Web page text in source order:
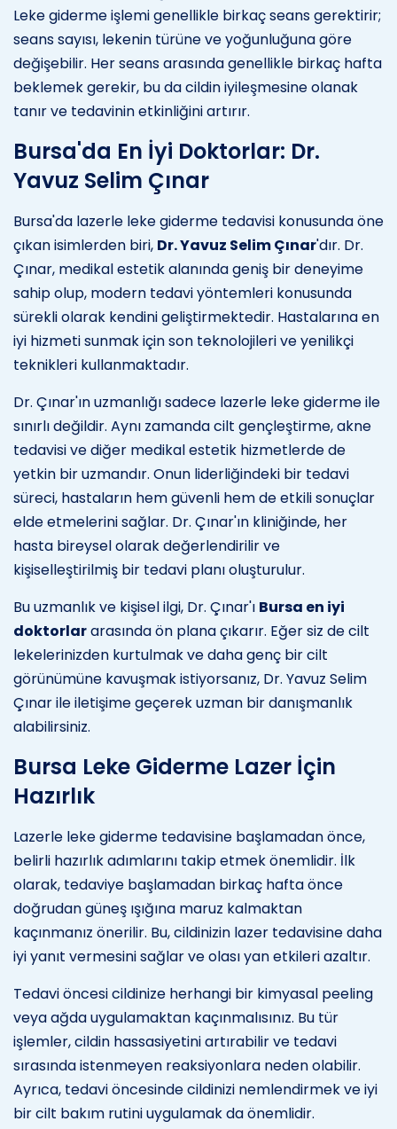
Leke giderme işlemi genellikle birkaç seans gerektirir;
seans sayısı, lekenin türüne ve yoğunluğuna göre
değişebilir. Her seans arasında genellikle birkaç hafta
beklemek gerekir, bu da cildin iyileşmesine olanak
tanır ve tedavinin etkinliğini artırır.
Bursa'da En İyi Doktorlar: Dr.
Yavuz Selim Çınar
Bursa'da lazerle leke giderme tedavisi konusunda öne
çıkan isimlerden biri, Dr. Yavuz Selim Çınar'dır. Dr.
Çınar, medikal estetik alanında geniş bir deneyime
sahip olup, modern tedavi yöntemleri konusunda
sürekli olarak kendini geliştirmektedir. Hastalarına en
iyi hizmeti sunmak için son teknolojileri ve yenilikçi
teknikleri kullanmaktadır.
Dr. Çınar'ın uzmanlığı sadece lazerle leke giderme ile
sınırlı değildir. Aynı zamanda cilt gençleştirme, akne
tedavisi ve diğer medikal estetik hizmetlerde de
yetkin bir uzmandır. Onun liderliğindeki bir tedavi
süreci, hastaların hem güvenli hem de etkili sonuçlar
elde etmelerini sağlar. Dr. Çınar'ın kliniğinde, her
hasta bireysel olarak değerlendirilir ve
kişiselleştirilmiş bir tedavi planı oluşturulur.
Bu uzmanlık ve kişisel ilgi, Dr. Çınar'ı Bursa en iyi
doktorlararasında ön plana çıkarır. Eğer siz de cilt
lekelerinizden kurtulmak ve daha genç bir cilt
görünümüne kavuşmak istiyorsanız, Dr. Yavuz Selim
Çınar ile iletişime geçerek uzman bir danışmanlık
alabilirsiniz.
Bursa Leke Giderme Lazer İçin
Hazırlık
Lazerle leke giderme tedavisine başlamadan önce,
belirli hazırlık adımlarını takip etmek önemlidir. İlk
olarak, tedaviye başlamadan birkaç hafta önce
doğrudan güneş ışığına maruz kalmaktan
kaçınmanız önerilir. Bu, cildinizin lazer tedavisine daha
iyi yanıt vermesini sağlar ve olası yan etkileri azaltır.
Tedavi öncesi cildinize herhangi bir kimyasal peeling
veya ağda uygulamaktan kaçınmalısınız. Bu tür
işlemler, cildin hassasiyetini artırabilir ve tedavi
sırasında istenmeyen reaksiyonlara neden olabilir.
Ayrıca, tedavi öncesinde cildinizi nemlendirmek ve iyi
bir cilt bakım rutini uygulamak da önemlidir.